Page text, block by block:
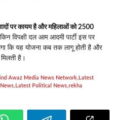
पर कायम है और महिलाओं को 2500
विपक्षी दल आम आदमी पार्टी इस पर
कि यह योजना कब तक लागू होती है और
है।
Awaz Media News Network Latest
Latest Political News rekha